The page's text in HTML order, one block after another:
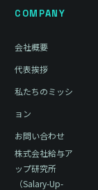
COMPANY
会社概要
代表挨拶
私たちのミッシ
ョン
お問い合わせ
株式会社給与ア
ップ研究所
（Salary-Up-